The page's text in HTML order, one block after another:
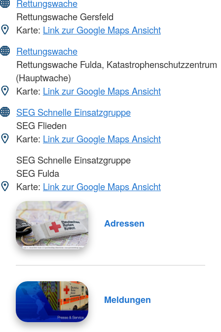
Rettungswache
Rettungswache Gersfeld
Karte: Link zur Google Maps Ansicht
Rettungswache
Rettungswache Fulda, Katastrophenschutzzentrum
(Hauptwache)
Karte: Link zur Google Maps Ansicht
SEG Schnelle Einsatzgruppe
SEG Flieden
Karte: Link zur Google Maps Ansicht
SEG Schnelle Einsatzgruppe
SEG Fulda
Karte: Link zur Google Maps Ansicht
Adressen
Meldungen